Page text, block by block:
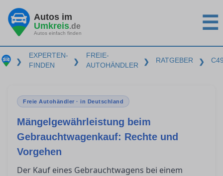
Autos im
Umkreis.de
Autos einfach finden ☰
❯
EXPERTEN-
FINDEN
❯
FREIE-
AUTOHÄNDLER
❯ RATGEBER ❯
Freie Autohändler · in Deutschland
Mängelgewährleistung beim
Gebrauchtwagenkauf: Rechte und
Vorgehen
Der Kauf eines Gebrauchtwagens bei einem